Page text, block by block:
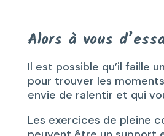
Alors à vous
Il est possible qu’il faille
pour trouver les
envie de ralentir et qui
Les exercices de pleine